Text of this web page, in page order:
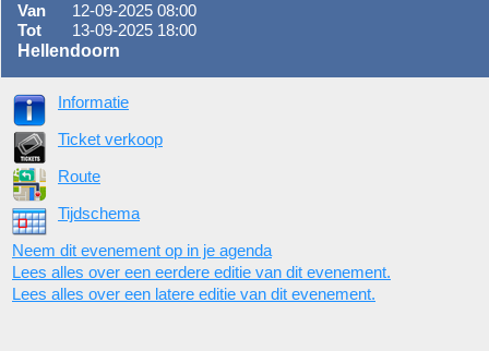
Van
12-09-2025 08:00
Tot
13-09-2025 18:00
Hellendoorn
Informatie
Ticket verkoop
Route
Tijdschema
Neem dit evenement op in je agenda
Lees alles over een eerdere editie van dit evenement.
Lees alles over een latere editie van dit evenement.